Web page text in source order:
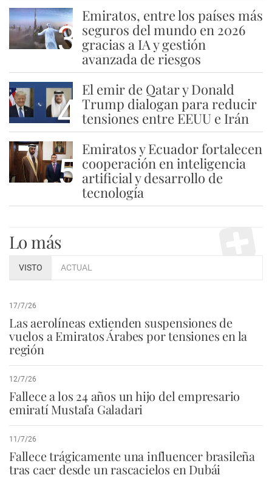
3
Emiratos, entre los países más
seguros del mundo en 2026
gracias a IA y gestión
avanzada de riesgos
4
El emir de Qatar y Donald
Trump dialogan para reducir
tensiones entre EEUU e Irán
5
Emiratos y Ecuador fortalecen
cooperación en inteligencia
artificial y desarrollo de
tecnología
Lo más
VISTO ACTUAL
17/7/26
Las aerolíneas extienden suspensiones de
vuelos a Emiratos Árabes por tensiones en la
región
12/7/26
Fallece a los 24 años un hijo del empresario
emiratí Mustafa Galadari
11/7/26
Fallece trágicamente una influencer brasileña
tras caer desde un rascacielos en Dubái